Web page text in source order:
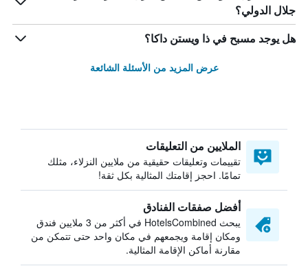
جلال الدولي؟
هل يوجد مسبح في ذا ويستن داكا؟
عرض المزيد من الأسئلة الشائعة
الملايين من التعليقات
تقييمات وتعليقات حقيقية من ملايين النزلاء، مثلك
تمامًا. احجز إقامتك المثالية بكل ثقة!
أفضل صفقات الفنادق
يبحث HotelsCombined في أكثر من 3 ملايين فندق
ومكان إقامة ويجمعهم في مكان واحد حتى تتمكن من
مقارنة أماكن الإقامة المثالية.